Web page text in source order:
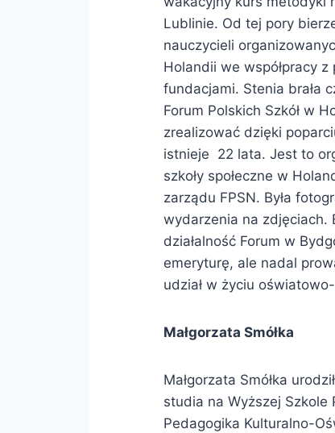
Lublinie. Od tej pory
nauczycieli
Holandii we współpracy
fundacjami. Stenia brała
Forum Polskich Szkół w
zrealizować dzięki
istnieje 22 lata. Jest to
szkoły społeczne w
zarządu FPSN. Była
wydarzenia na zdjęciach.
działalność Forum w
emeryturę, ale nadal
udział w życiu
Małgorzata Smółka
Małgorzata Smółka
studia na Wyższej Szkole
Pedagogika Kulturalno-